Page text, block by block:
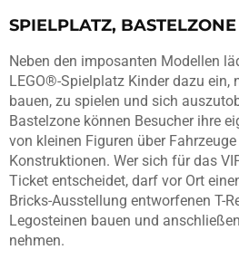
SPIELPLATZ,
Neben den imposanten Modellen
LEGO®-Spielplatz Kinder dazu ein,
bauen, zu spielen und sich
Bastelzone können Besucher ihre
von kleinen Figuren über
Konstruktionen. Wer sich für das
Ticket entscheidet, darf vor Ort
Bricks-Ausstellung entworfenen T-
Legosteinen bauen und
nehmen.